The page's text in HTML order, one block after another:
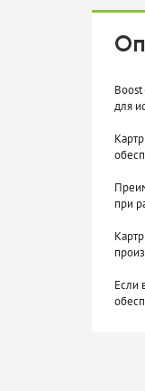
для
при
Если